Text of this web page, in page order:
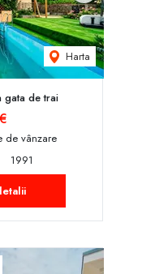
Harta
gata de trai
de vânzare
1991